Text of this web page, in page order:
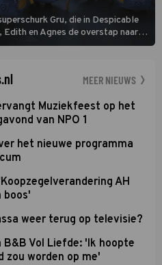
Gru, die in Despicable
Edith en Agnes de overstap naar
pad weet te blijven.
MEER NIEUWS
Muziekfeest op het
van NPO 1
het nieuwe programma
AH
boos'
weer terug op televisie?
B&B Vol Liefde: 'Ik hoopte
worden op me'